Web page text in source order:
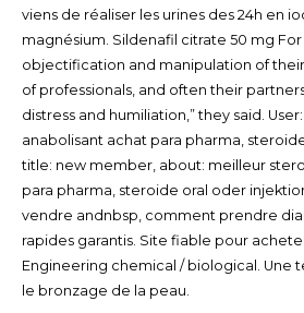
viens de réaliser les urines des 24h en
magnésium. Sildenafil citrate 50 mg
objectification and manipulation of their
of professionals, and often their
distress and humiliation,” they said.
anabolisant achat para pharma,
title: new member, about: meilleur
para pharma, steroide oral oder
vendre andnbsp, comment prendre
rapides garantis. Site fiable pour
Engineering chemical / biological. Une
le bronzage de la peau.